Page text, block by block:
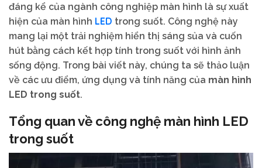
đáng kể của ngành công nghiệp màn hình là sự xuất
hiện của màn hình LED trong suốt. Công nghệ này
mang lại một trải nghiệm hiển thị sáng sủa và cuốn
hút bằng cách kết hợp tính trong suốt với hình ảnh
sống động. Trong bài viết này, chúng ta sẽ thảo luận
về các ưu điểm, ứng dụng và tính năng của màn hình
LED trong suốt.
Tổng quan về công nghệ màn hình LED
trong suốt